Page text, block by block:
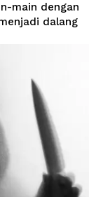
main dengan
dalang